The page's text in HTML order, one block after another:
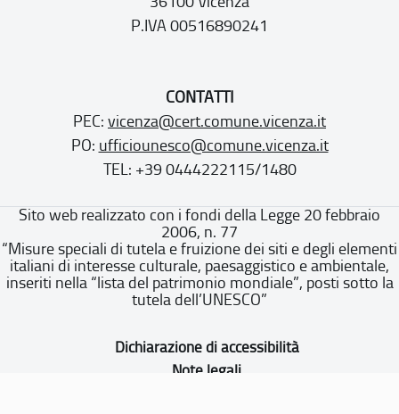
P.IVA 00516890241
CONTATTI
PEC: vicenza@cert.comune.vicenza.it
PO: ufficiounesco@comune.vicenza.it
TEL: +39 0444222115/1480
Sito web realizzato con i fondi della Legge 20 febbraio
2006, n. 77
“Misure speciali di tutela e fruizione dei siti e degli elementi
italiani di interesse culturale, paesaggistico e ambientale,
inseriti nella “lista del patrimonio mondiale”, posti sotto la
tutela dell’UNESCO”
Dichiarazione di accessibilità
Note legali